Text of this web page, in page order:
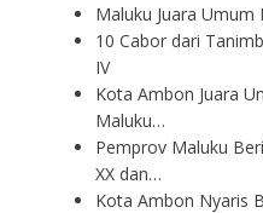
Maluku Juara Umum
10 Cabor dari
IV
Kota Ambon Juara
Maluku…
Pemprov Maluku
XX dan…
Kota Ambon Nyaris